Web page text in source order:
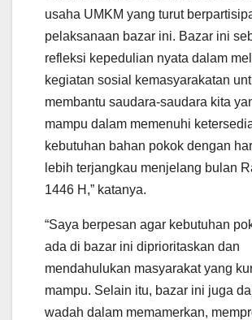
usaha UMKM yang turut
pelaksanaan bazar ini. Bazar ini
refleksi kepedulian nyata dalam
kegiatan sosial kemasyarakatan
membantu saudara-saudara kita
mampu dalam memenuhi
kebutuhan bahan pokok dengan
lebih terjangkau menjelang bulan
1446 H,” katanya.
“Saya berpesan agar kebutuhan
ada di bazar ini diprioritaskan dan
mendahulukan masyarakat yang
mampu. Selain itu, bazar ini juga
wadah dalam memamerkan,